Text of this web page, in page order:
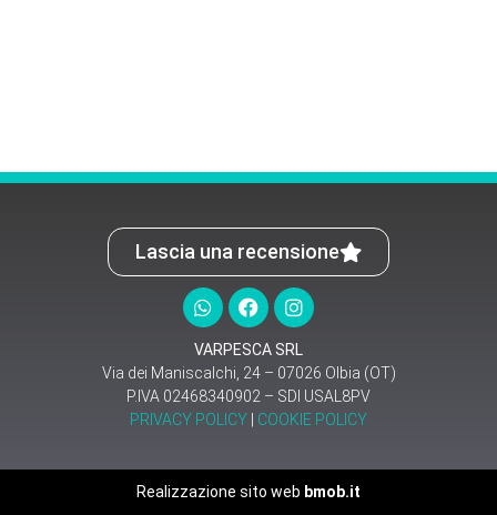
Lascia una recensione
VARPESCA SRL
Via dei Maniscalchi, 24 – 07026 Olbia (OT)
P.IVA 02468340902 – SDI USAL8PV
PRIVACY POLICY
COOKIE POLICY
Realizzazione sito web bmob.it